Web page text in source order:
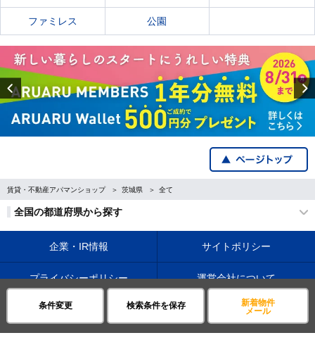
条件変更 検索条件を保存
新着物件
メール
ファミレス 公園
Previous
賃貸・不動産アパマンショップ 茨城県 全て
全国の都道府県から探す
企業・IR情報 サイトポリシー
プライバシーポリシー 運営会社について
©APAMAN Co.,Ltd.